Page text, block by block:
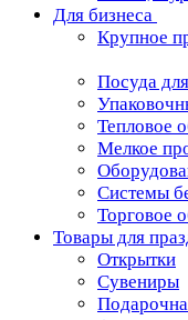
Для бизнеса
Крупное
Посуда
Тепловое
Мелкое
Системы
Торговое
Товары для
Открытки
Сувениры